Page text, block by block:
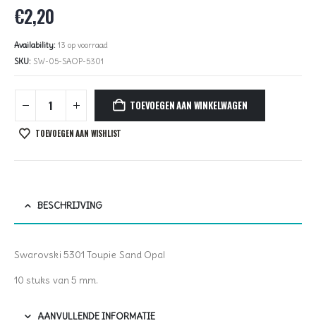
€2,20
Availability: 13 op voorraad
SKU: SW-05-SAOP-5301
TOEVOEGEN AAN WINKELWAGEN
TOEVOEGEN AAN WISHLIST
BESCHRIJVING
Swarovski 5301 Toupie Sand Opal
10 stuks van 5 mm.
AANVULLENDE INFORMATIE